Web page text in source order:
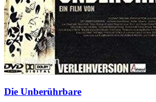
Die Unberührbare